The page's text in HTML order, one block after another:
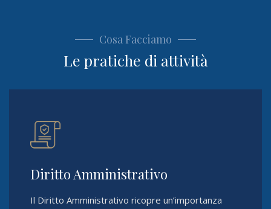
Cerca
Cosa Facciamo
Le pratiche di attività
Diritto Amministrativo
Il Diritto Amministrativo ricopre un’importanza